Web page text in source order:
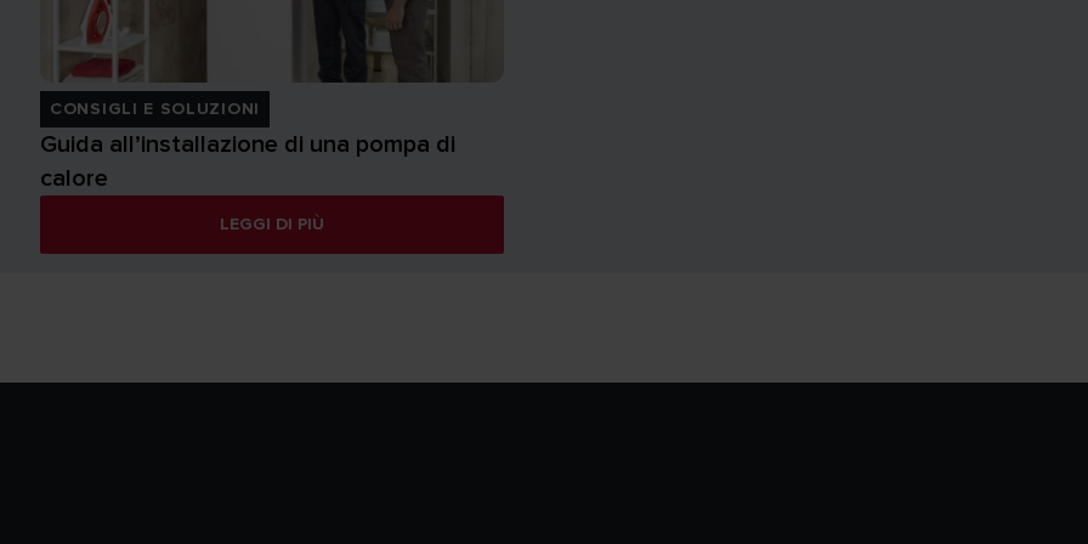
CONSIGLI E SOLUZIONI
Guida all’installazione di una pompa di
calore
LEGGI DI PIÙ